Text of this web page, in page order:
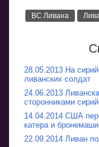
ВС Ливана
28.05.2013 На
ливанских солдат
24.06.2013
сторонниками
14.04.2014 США
катера и
22.09.2014 Ливан